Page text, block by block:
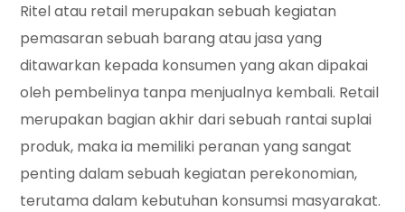
Ritel atau retail merupakan sebuah kegiatan
pemasaran sebuah barang atau jasa yang
ditawarkan kepada konsumen yang akan dipakai
oleh pembelinya tanpa menjualnya kembali. Retail
merupakan bagian akhir dari sebuah rantai suplai
produk, maka ia memiliki peranan yang sangat
penting dalam sebuah kegiatan perekonomian,
terutama dalam kebutuhan konsumsi masyarakat.